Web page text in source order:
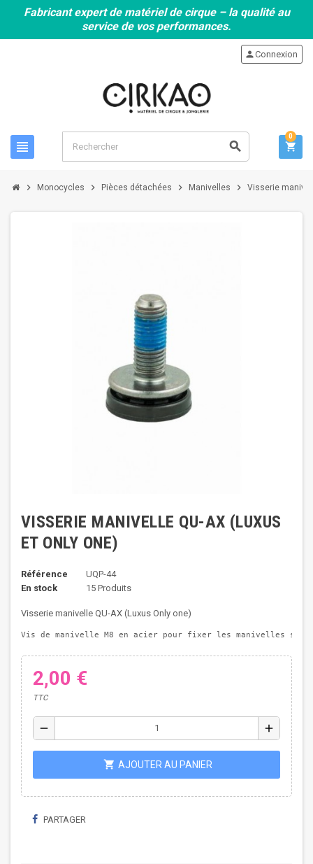
Fabricant expert de matériel de cirque – la qualité au
service de vos performances.
view_headline search
personConnexion
shopping_cart
0
chevron_right Monocycles chevron_right Pièces détachées chevron_right Manivelles chevron_right Visserie
VISSERIE MANIVELLE QU-AX (LUXUS
ET ONLY ONE)
Référence
UQP-44
En stock
15 Produits
Visserie manivelle QU-AX (Luxus Only one)
Vis de manivelle M8 en acier pour fixer les manivelles sur
2,00 €
TTC
remove add
shopping_cart AJOUTER AU PANIER
PARTAGER